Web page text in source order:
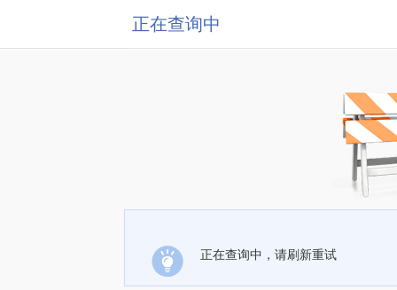
正在查询中
正在查询中，请刷新重试